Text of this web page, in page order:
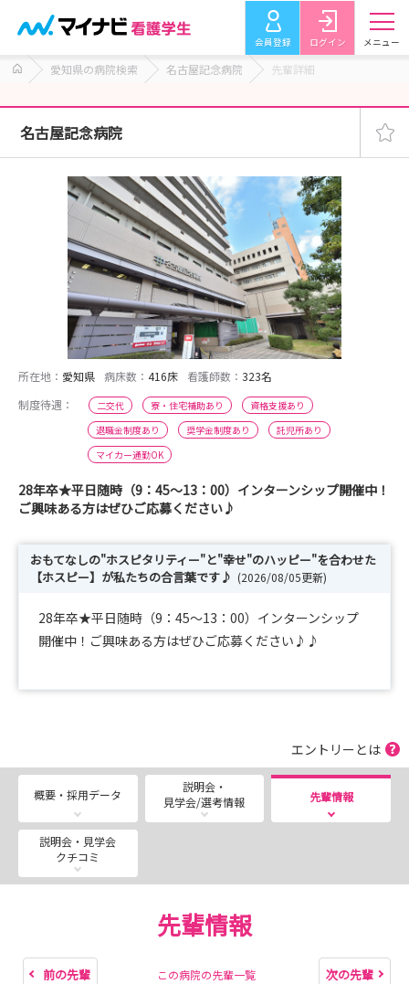
会員登録 ログイン メニュー
愛知県の病院検索 名古屋記念病院 先輩詳細
名古屋記念病院
所在地： 愛知県 病床数： 416床 看護師数： 323名
制度待遇：
二交代 寮・住宅補助あり
資格支援あり
退職金制度あり
奨学金制度あり
託児所あり
マイカー通勤OK
28年卒★平日随時（9：45～13：00）インターンシップ開催中！
ご興味ある方はぜひご応募ください♪
おもてなしの"ホスピタリティー"と"幸せ"のハッピー"を合わせた
【ホスピー】が私たちの合言葉です♪ (2026/08/05更新)
28年卒★平日随時（9：45～13：00）インターンシップ
開催中！ご興味ある方はぜひご応募ください♪♪
エントリーとは
概要・採用データ
説明会・
見学会/選考情報
先輩情報
説明会・見学会
クチコミ
先輩情報
前の先輩 この病院の先輩一覧 次の先輩